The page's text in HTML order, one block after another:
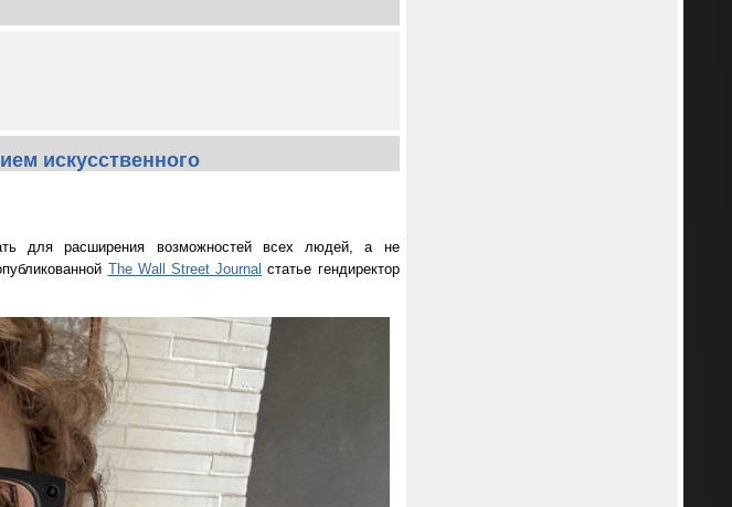
искусственного
для расширения возможностей всех людей, а не
The Wall Street Journal статье гендиректор